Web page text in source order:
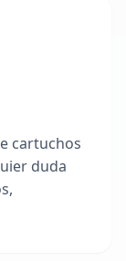
cartuchos
duda